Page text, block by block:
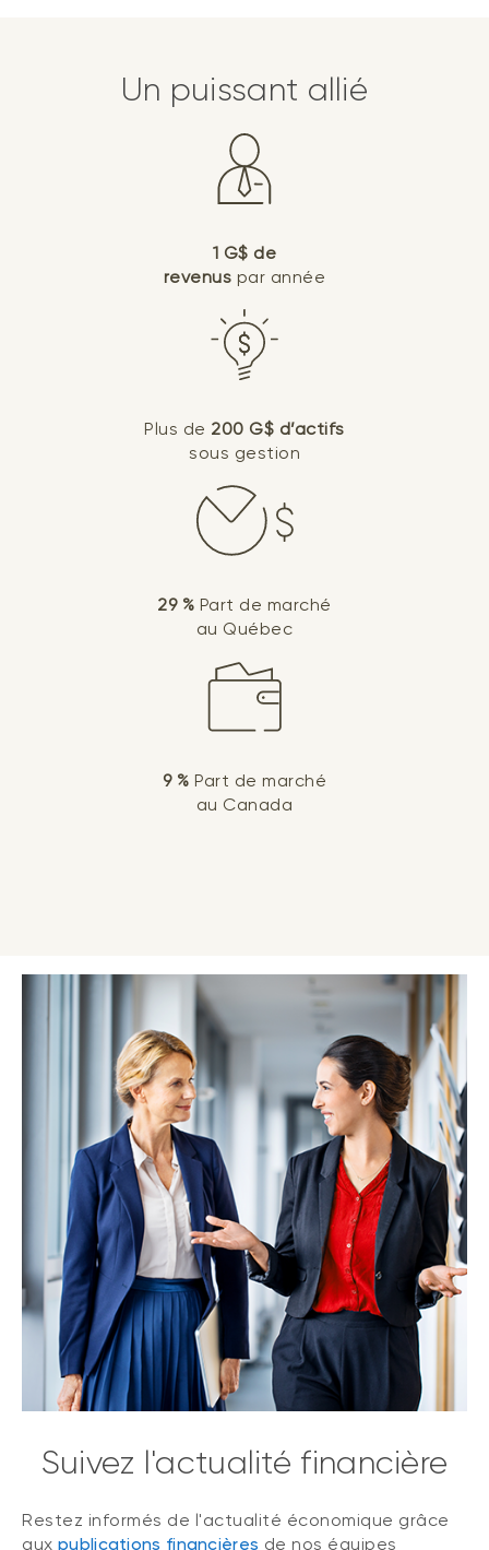
Un puissant allié
1 G$ de
revenus par année
Plus de 200 G$ d’actifs
sous gestion
29 % Part de marché
au Québec
9 % Part de marché
au Canada
Suivez l'actualité financière
Restez informés de l'actualité économique grâce
aux publications financières de nos équipes